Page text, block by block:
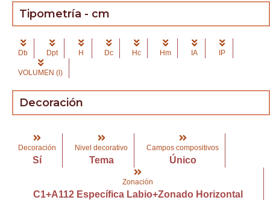
Tipometría - cm
Db Dpt H Dc Hc Hm IA IP
VOLUMEN (l)
Decoración
Decoración
Sí
Nivel decorativo
Tema
Campos compositivos
Único
Zonación
C1+A112 Específica Labio+Zonado Horizontal